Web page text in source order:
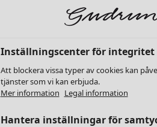
Inställningscenter för integritet
Att blockera vissa typer av cookies kan
tjänster som vi kan erbjuda.
Mer information Legal information
Hantera inställningar för